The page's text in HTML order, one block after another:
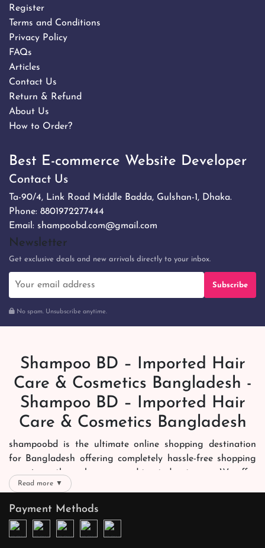
Register
Terms and Conditions
Privacy Policy
FAQs
Articles
Contact Us
Return & Refund
About Us
How to Order?
Best E-commerce Website Developer
Contact Us
Ta-90/4, Link Road Middle Badda, Gulshan-1, Dhaka.
Phone: 8801972277444
Email: shampoobd.com@gmail.com
Newsletter
Get exclusive deals and new arrivals directly to your inbox.
Subscribe
No spam. Unsubscribe anytime.
Shampoo BD – Imported Hair
Care & Cosmetics Bangladesh -
Shampoo BD – Imported Hair
Care & Cosmetics Bangladesh
shampoobd is the ultimate online shopping destination
for Bangladesh offering completely hassle-free shopping
experience through secure and trusted gateways. We offer
you trendy and reliable shopping with all your preferred
always joyous. We help you mark the exact choice here.
We offer our customers with memorable online shopping
Read more ▼
Payment Methods